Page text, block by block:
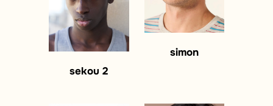
sekou 2
simon